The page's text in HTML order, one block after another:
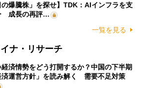
の爆騰株」を探せ】TDK：AIインフラを支
成長の再評…
一覧を見る
ナ・リサーチ
経済情勢をどう打開するか？中国の下半期
済運営方針」を読み解く 需要不足対策